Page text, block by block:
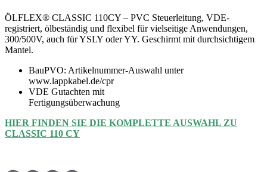
ÖLFLEX® CLASSIC 110CY – PVC Steuerleitung, VDE-
registriert, ölbeständig und flexibel für vielseitige Anwendungen,
300/500V, auch für YSLY oder YY. Geschirmt mit durchsichtigem
Mantel.
BauPVO: Artikelnummer-Auswahl unter
www.lappkabel.de/cpr
VDE Gutachten mit
Fertigungsüberwachung
HIER FINDEN SIE DIE KOMPLETTE AUSWAHL ZU
CLASSIC 110 CY